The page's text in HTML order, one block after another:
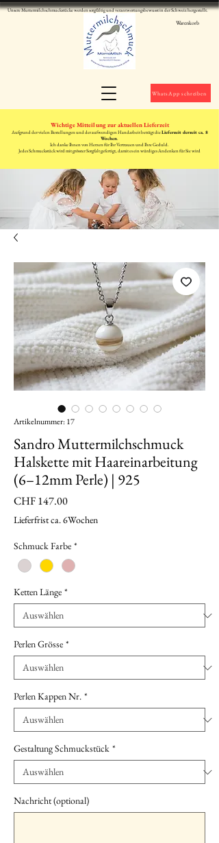
Unsere Muttermilchschmuckstücke werden sorgfältig und verantwortungsbewusst in der Schweiz hergestellt.
Warenkorb
WhatsApp schreiben
Wichtige Mitteilung zur aktuellen Lieferzeit
Aufgrund der vielen Bestellungen und der aufwendigen Handarbeit beträgt dieLieferzeit derzeit ca. 8
Wochen.
Ich danke Ihnen von Herzen für Ihr Vertrauen und Ihre Geduld.
Jedes Schmuckstück wird mit grösster Sorgfalt gefertigt, damit es ein würdiges Andenken für Sie wird
Artikelnummer: 17
Sandro Muttermilchschmuck
Halskette mit Haareinarbeitung
(6–12mm Perle) | 925
CHF 147.00Preis
Lieferfrist ca. 6Wochen
Schmuck Farbe *
Ketten Länge *
Perlen Grösse *
Perlen Kappen Nr. *
Gestaltung Schmuckstück *
Nachricht (optional)